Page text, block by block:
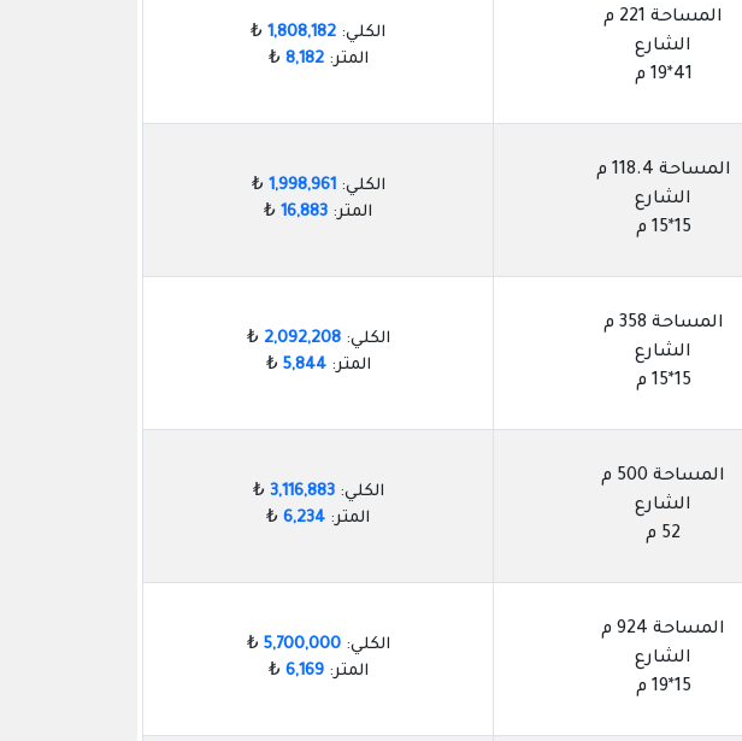
المساحة 221 م
الشارع
41*19 م
الكلي: 1,808,182
₺
المتر:8,182
₺
المساحة 118.4 م
الشارع
15*15 م
الكلي:1,998,961
₺
المتر: 16,883
₺
المساحة 358 م
الشارع
15*15 م
الكلي:2,092,208
₺
المتر:5,844
₺
المساحة 500 م
الشارع
52 م
الكلي:3,116,883
₺
المتر: 6,234
₺
المساحة 924 م
الشارع
15*19 م
الكلي:5,700,000
₺
المتر:6,169
₺